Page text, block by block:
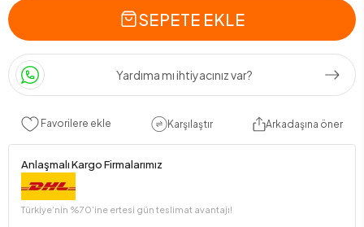
SEPETE EKLE
Yardıma mı ihtiyacınız var?
Favorilere ekle Karşılaştır Arkadaşına öner
Anlaşmalı Kargo Firmalarımız
Türkiye’nin %70’ine ertesi gün teslimat avantajı!